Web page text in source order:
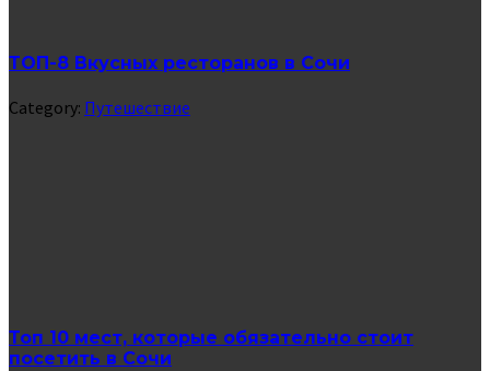
ТОП-8 Вкусных ресторанов в Сочи
Category: Путешествие
Топ 10 мест, которые обязательно стоит
посетить в Сочи